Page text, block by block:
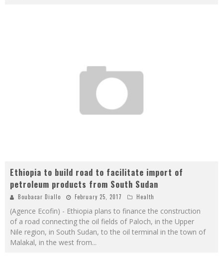
Ethiopia to build road to facilitate import of
petroleum products from South Sudan
Boubacar Diallo February 25, 2017 Health
(Agence Ecofin) - Ethiopia plans to finance the construction
of a road connecting the oil fields of Paloch, in the Upper
Nile region, in South Sudan, to the oil terminal in the town of
Malakal, in the west from...